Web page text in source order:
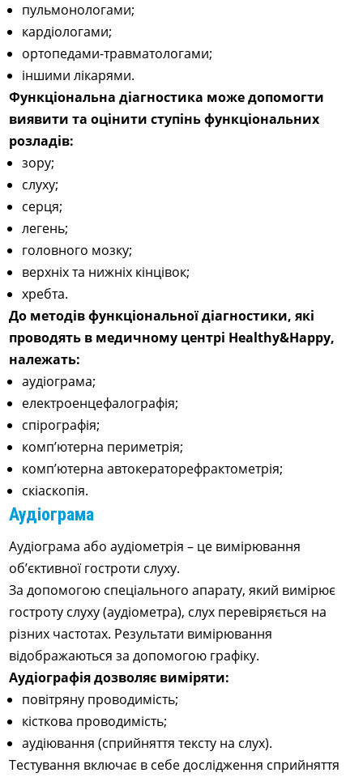
пульмонологами;
кардіологами;
ортопедами-травматологами;
іншими лікарями.
Функціональна діагностика може допомогти
виявити та оцінити ступінь функціональних
розладів:
зору;
слуху;
серця;
легень;
головного мозку;
верхніх та нижніх кінцівок;
хребта.
До методів функціональної діагностики, які
проводять в медичному центрі Healthy&Happy,
належать:
аудіограма;
електроенцефалографія;
спірографія;
комп’ютерна периметрія;
комп’ютерна автокераторефрактометрія;
скіаскопія.
Аудіограма
Аудіограма або аудіометрія – це вимірювання
об’єктивної гостроти слуху.
За допомогою спеціального апарату, який вимірює
гостроту слуху (аудіометра), слух перевіряється на
різних частотах. Результати вимірювання
відображаються за допомогою графіку.
Аудіографія дозволяє виміряти:
повітряну проводимість;
кісткова проводимість;
аудіювання (сприйняття тексту на слух).
Тестування включає в себе дослідження сприйняття